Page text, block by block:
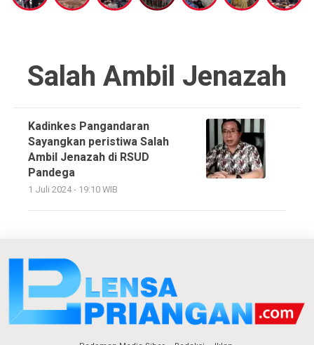
Salah Ambil Jenazah
Kadinkes Pangandaran
Sayangkan peristiwa Salah
Ambil Jenazah di RSUD
Pandega
1 Juli 2024 - 19:10 WIB